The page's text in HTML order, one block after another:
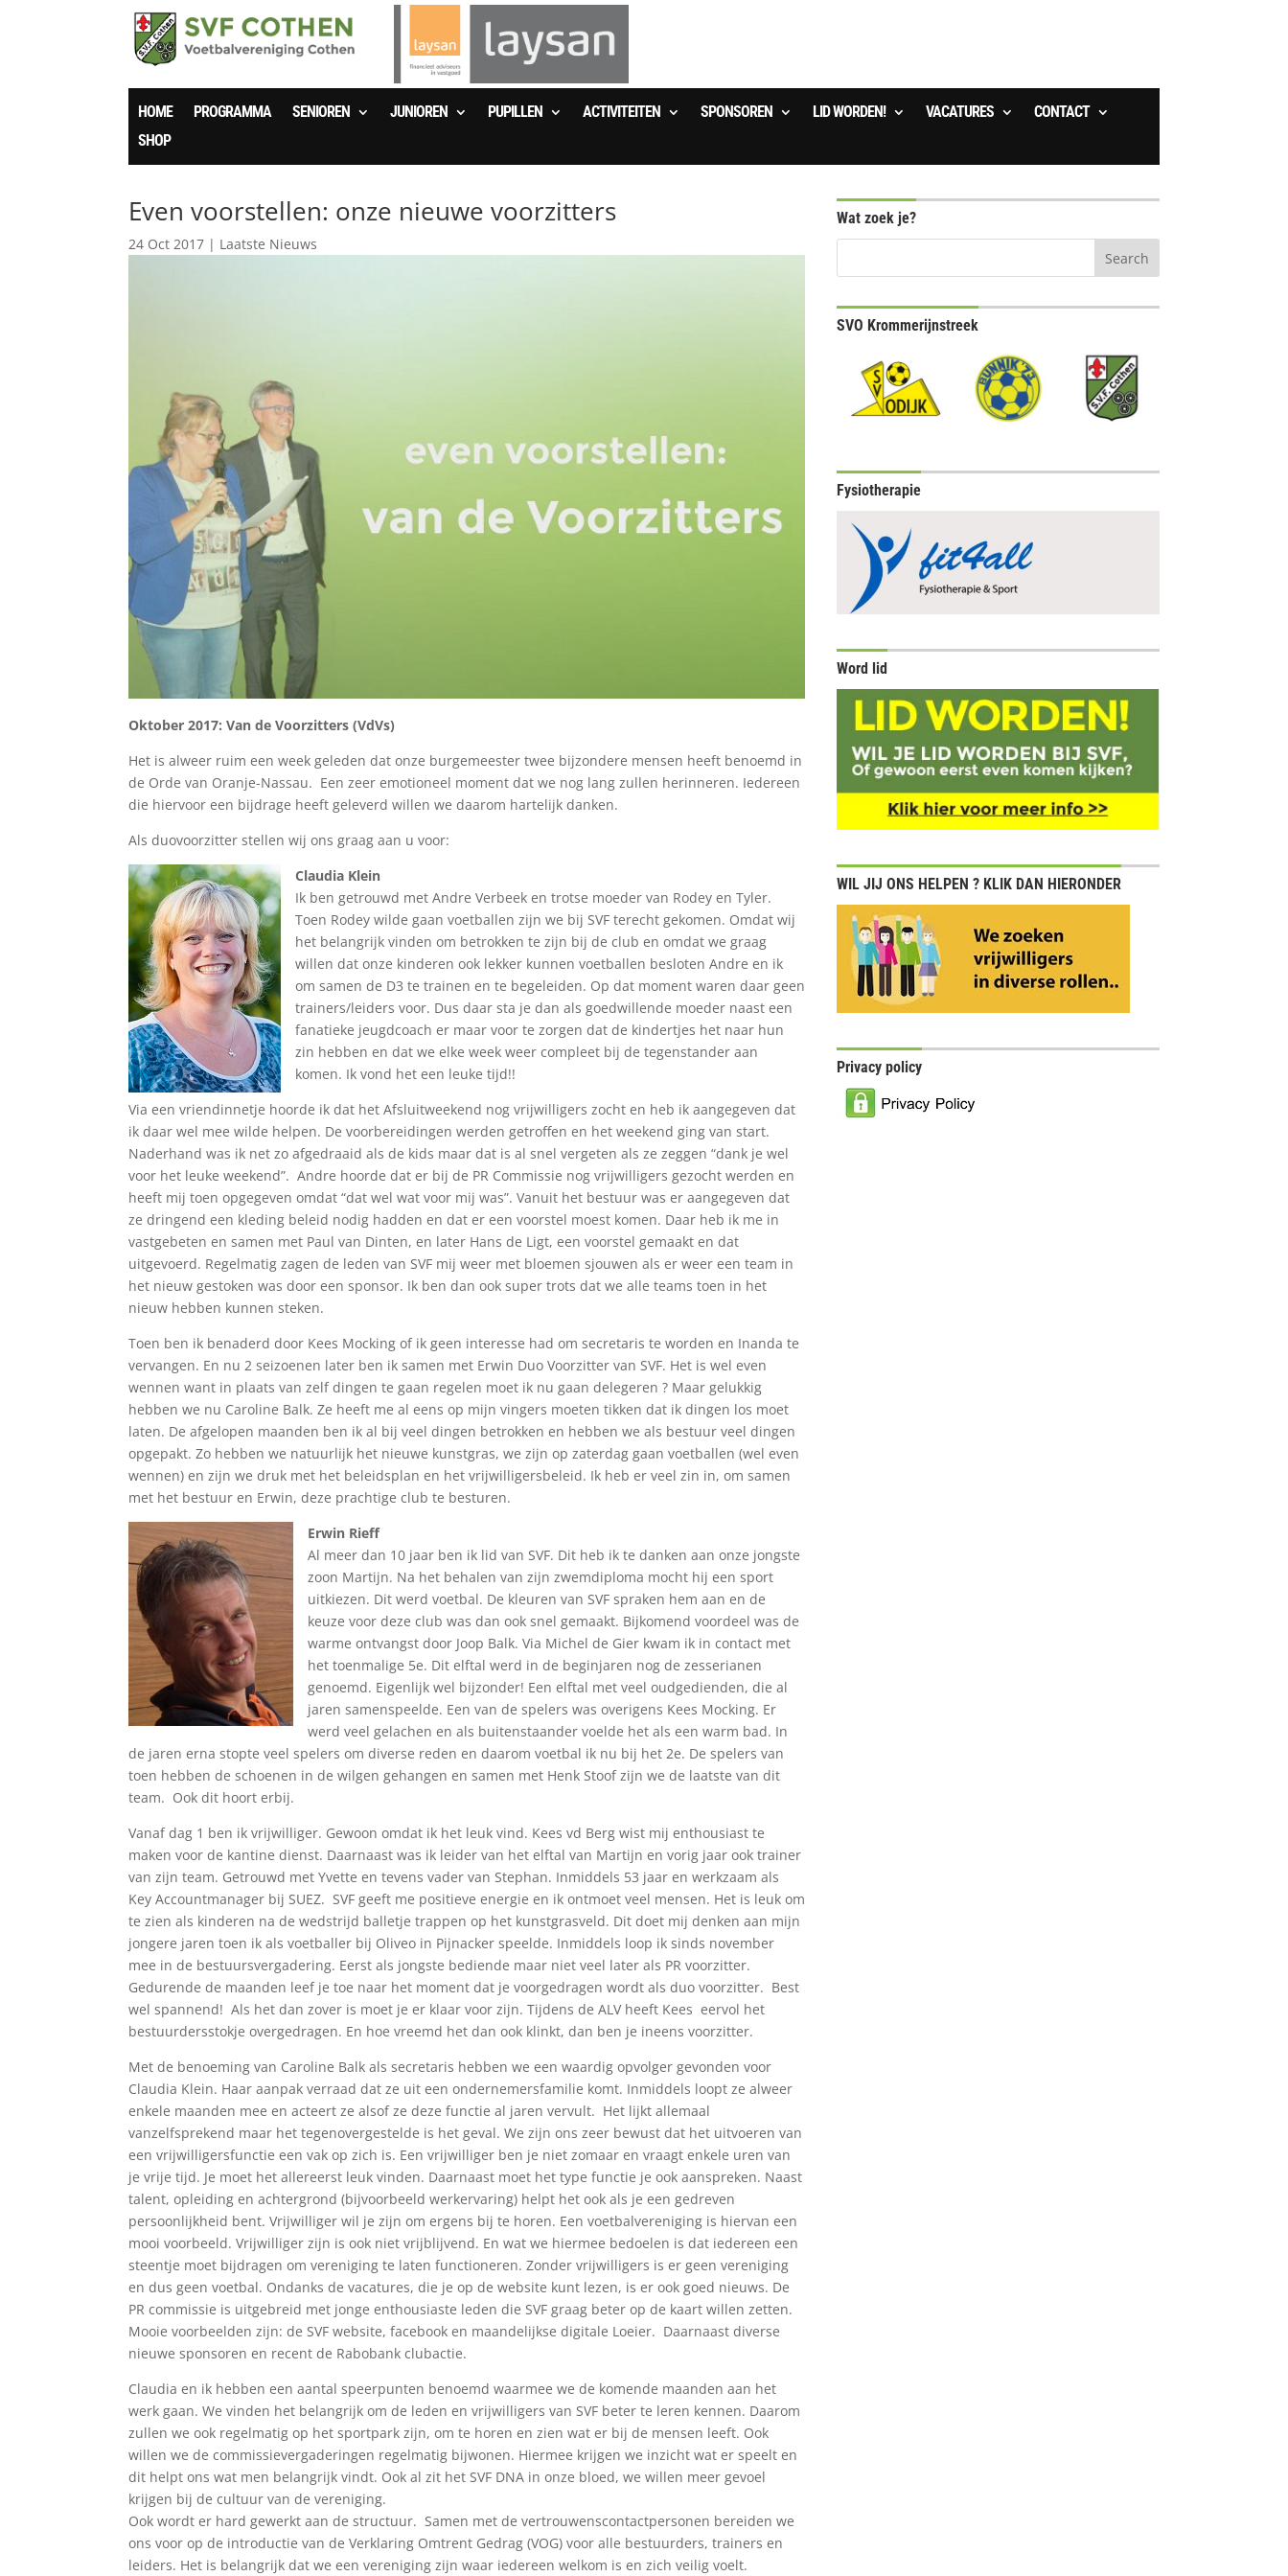
HOME PROGRAMMA SENIOREN JUNIOREN PUPILLEN ACTIVITEITEN SPONSOREN LID WORDEN! VACATURES
CONTACT
SHOP
Even voorstellen: onze nieuwe voorzitters
24 Oct 2017 | Laatste Nieuws
Oktober 2017: Van de Voorzitters (VdVs)
Het is alweer ruim een week geleden dat onze burgemeester twee bijzondere mensen heeft benoemd in
de Orde van Oranje-Nassau. Een zeer emotioneel moment dat we nog lang zullen herinneren. Iedereen
die hiervoor een bijdrage heeft geleverd willen we daarom hartelijk danken.
Als duovoorzitter stellen wij ons graag aan u voor:
Claudia Klein
Ik ben getrouwd met Andre Verbeek en trotse moeder van Rodey en Tyler.
Toen Rodey wilde gaan voetballen zijn we bij SVF terecht gekomen. Omdat wij
het belangrijk vinden om betrokken te zijn bij de club en omdat we graag
willen dat onze kinderen ook lekker kunnen voetballen besloten Andre en ik
om samen de D3 te trainen en te begeleiden. Op dat moment waren daar geen
trainers/leiders voor. Dus daar sta je dan als goedwillende moeder naast een
fanatieke jeugdcoach er maar voor te zorgen dat de kindertjes het naar hun
zin hebben en dat we elke week weer compleet bij de tegenstander aan
komen. Ik vond het een leuke tijd!!
Via een vriendinnetje hoorde ik dat het Afsluitweekend nog vrijwilligers zocht en heb ik aangegeven dat
ik daar wel mee wilde helpen. De voorbereidingen werden getroffen en het weekend ging van start.
Naderhand was ik net zo afgedraaid als de kids maar dat is al snel vergeten als ze zeggen “dank je wel
voor het leuke weekend”. Andre hoorde dat er bij de PR Commissie nog vrijwilligers gezocht werden en
heeft mij toen opgegeven omdat “dat wel wat voor mij was”. Vanuit het bestuur was er aangegeven dat
ze dringend een kleding beleid nodig hadden en dat er een voorstel moest komen. Daar heb ik me in
vastgebeten en samen met Paul van Dinten, en later Hans de Ligt, een voorstel gemaakt en dat
uitgevoerd. Regelmatig zagen de leden van SVF mij weer met bloemen sjouwen als er weer een team in
het nieuw gestoken was door een sponsor. Ik ben dan ook super trots dat we alle teams toen in het
nieuw hebben kunnen steken.
Toen ben ik benaderd door Kees Mocking of ik geen interesse had om secretaris te worden en Inanda te
vervangen. En nu 2 seizoenen later ben ik samen met Erwin Duo Voorzitter van SVF. Het is wel even
wennen want in plaats van zelf dingen te gaan regelen moet ik nu gaan delegeren ? Maar gelukkig
hebben we nu Caroline Balk. Ze heeft me al eens op mijn vingers moeten tikken dat ik dingen los moet
laten. De afgelopen maanden ben ik al bij veel dingen betrokken en hebben we als bestuur veel dingen
opgepakt. Zo hebben we natuurlijk het nieuwe kunstgras, we zijn op zaterdag gaan voetballen (wel even
wennen) en zijn we druk met het beleidsplan en het vrijwilligersbeleid. Ik heb er veel zin in, om samen
met het bestuur en Erwin, deze prachtige club te besturen.
Erwin Rieff
Al meer dan 10 jaar ben ik lid van SVF. Dit heb ik te danken aan onze jongste
zoon Martijn. Na het behalen van zijn zwemdiploma mocht hij een sport
uitkiezen. Dit werd voetbal. De kleuren van SVF spraken hem aan en de
keuze voor deze club was dan ook snel gemaakt. Bijkomend voordeel was de
warme ontvangst door Joop Balk. Via Michel de Gier kwam ik in contact met
het toenmalige 5e. Dit elftal werd in de beginjaren nog de zesserianen
genoemd. Eigenlijk wel bijzonder! Een elftal met veel oudgedienden, die al
jaren samenspeelde. Een van de spelers was overigens Kees Mocking. Er
werd veel gelachen en als buitenstaander voelde het als een warm bad. In
de jaren erna stopte veel spelers om diverse reden en daarom voetbal ik nu bij het 2e. De spelers van
toen hebben de schoenen in de wilgen gehangen en samen met Henk Stoof zijn we de laatste van dit
team. Ook dit hoort erbij.
Vanaf dag 1 ben ik vrijwilliger. Gewoon omdat ik het leuk vind. Kees vd Berg wist mij enthousiast te
maken voor de kantine dienst. Daarnaast was ik leider van het elftal van Martijn en vorig jaar ook trainer
van zijn team. Getrouwd met Yvette en tevens vader van Stephan. Inmiddels 53 jaar en werkzaam als
Key Accountmanager bij SUEZ. SVF geeft me positieve energie en ik ontmoet veel mensen. Het is leuk om
te zien als kinderen na de wedstrijd balletje trappen op het kunstgrasveld. Dit doet mij denken aan mijn
jongere jaren toen ik als voetballer bij Oliveo in Pijnacker speelde. Inmiddels loop ik sinds november
mee in de bestuursvergadering. Eerst als jongste bediende maar niet veel later als PR voorzitter.
Gedurende de maanden leef je toe naar het moment dat je voorgedragen wordt als duo voorzitter. Best
wel spannend! Als het dan zover is moet je er klaar voor zijn. Tijdens de ALV heeft Kees eervol het
bestuurdersstokje overgedragen. En hoe vreemd het dan ook klinkt, dan ben je ineens voorzitter.
Met de benoeming van Caroline Balk als secretaris hebben we een waardig opvolger gevonden voor
Claudia Klein. Haar aanpak verraad dat ze uit een ondernemersfamilie komt. Inmiddels loopt ze alweer
enkele maanden mee en acteert ze alsof ze deze functie al jaren vervult. Het lijkt allemaal
vanzelfsprekend maar het tegenovergestelde is het geval. We zijn ons zeer bewust dat het uitvoeren van
een vrijwilligersfunctie een vak op zich is. Een vrijwilliger ben je niet zomaar en vraagt enkele uren van
je vrije tijd. Je moet het allereerst leuk vinden. Daarnaast moet het type functie je ook aanspreken. Naast
talent, opleiding en achtergrond (bijvoorbeeld werkervaring) helpt het ook als je een gedreven
persoonlijkheid bent. Vrijwilliger wil je zijn om ergens bij te horen. Een voetbalvereniging is hiervan een
mooi voorbeeld. Vrijwilliger zijn is ook niet vrijblijvend. En wat we hiermee bedoelen is dat iedereen een
steentje moet bijdragen om vereniging te laten functioneren. Zonder vrijwilligers is er geen vereniging
en dus geen voetbal. Ondanks de vacatures, die je op de website kunt lezen, is er ook goed nieuws. De
PR commissie is uitgebreid met jonge enthousiaste leden die SVF graag beter op de kaart willen zetten.
Mooie voorbeelden zijn: de SVF website, facebook en maandelijkse digitale Loeier. Daarnaast diverse
nieuwe sponsoren en recent de Rabobank clubactie.
Claudia en ik hebben een aantal speerpunten benoemd waarmee we de komende maanden aan het
werk gaan. We vinden het belangrijk om de leden en vrijwilligers van SVF beter te leren kennen. Daarom
zullen we ook regelmatig op het sportpark zijn, om te horen en zien wat er bij de mensen leeft. Ook
willen we de commissievergaderingen regelmatig bijwonen. Hiermee krijgen we inzicht wat er speelt en
dit helpt ons wat men belangrijk vindt. Ook al zit het SVF DNA in onze bloed, we willen meer gevoel
krijgen bij de cultuur van de vereniging.
Ook wordt er hard gewerkt aan de structuur. Samen met de vertrouwenscontactpersonen bereiden we
ons voor op de introductie van de Verklaring Omtrent Gedrag (VOG) voor alle bestuurders, trainers en
leiders. Het is belangrijk dat we een vereniging zijn waar iedereen welkom is en zich veilig voelt.
Wat zoek je?
SVO Krommerijnstreek
Fysiotherapie
Word lid
WIL JIJ ONS HELPEN ? KLIK DAN HIERONDER
Privacy policy